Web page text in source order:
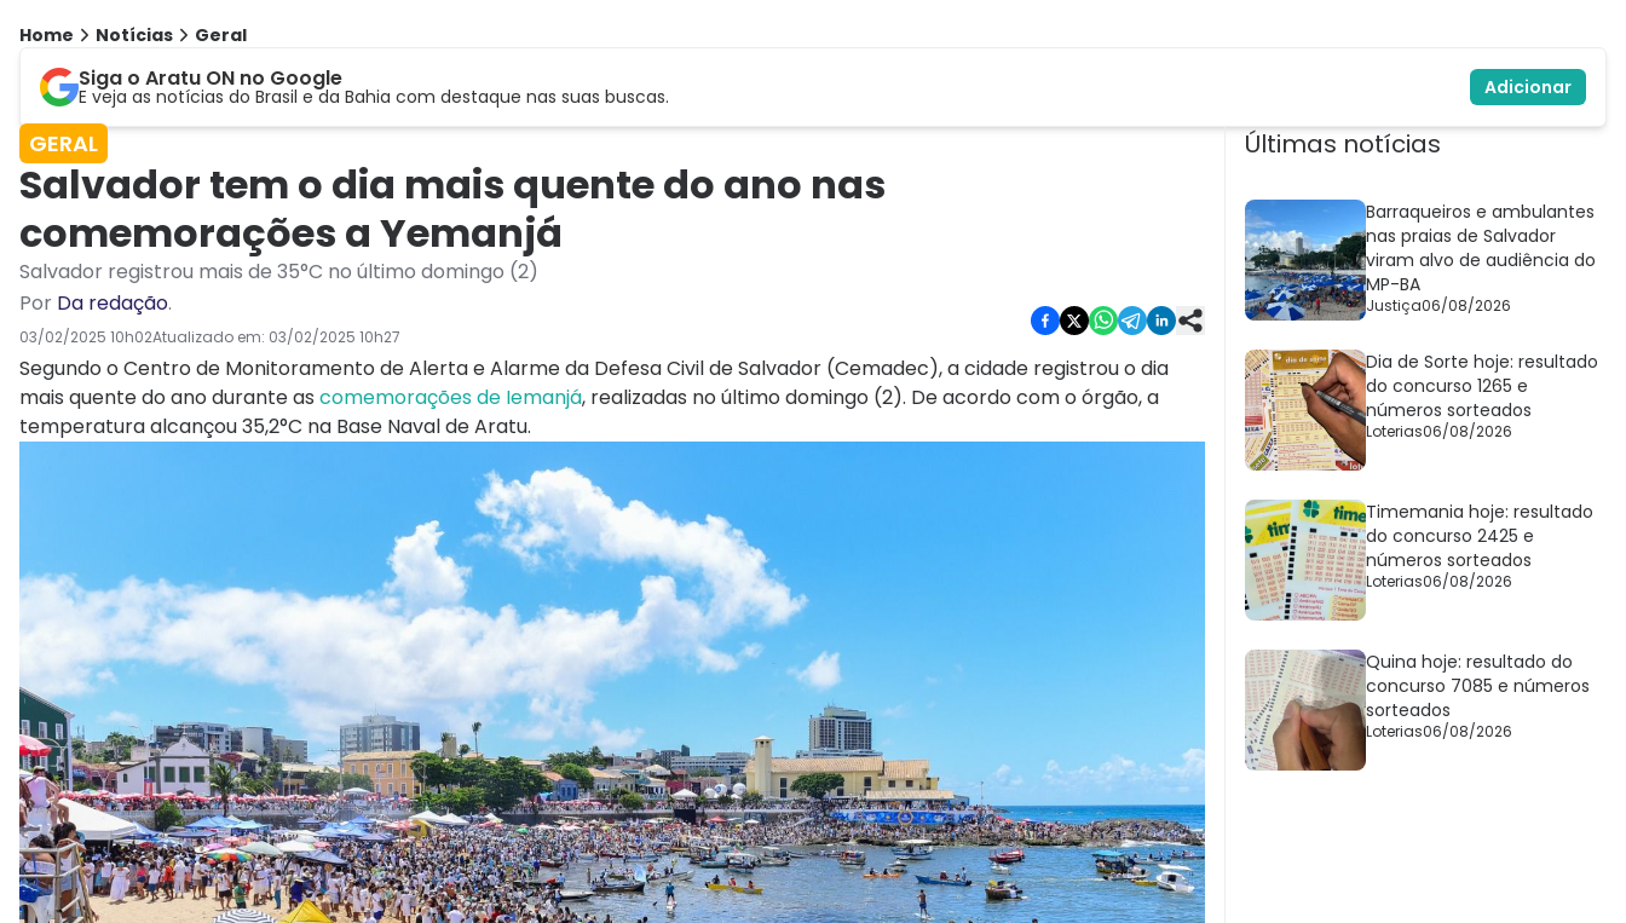
Home Notícias Geral
Siga o Aratu ON no Google
E veja as notícias do Brasil e da Bahia com destaque nas suas buscas. Adicionar
GERAL
Salvador tem o dia mais quente do ano nas
comemorações a Yemanjá
Salvador registrou mais de 35°C no último domingo (2)
Por Da redação.
03/02/2025 10h02Atualizado em: 03/02/2025 10h27
Segundo o Centro de Monitoramento de Alerta e Alarme da Defesa Civil de Salvador (Cemadec), a cidade registrou o dia
mais quente do ano durante as comemorações de Iemanjá, realizadas no último domingo (2). De acordo com o órgão, a
temperatura alcançou 35,2°C na Base Naval de Aratu.
Últimas notícias
Barraqueiros e ambulantes
nas praias de Salvador
viram alvo de audiência do
MP-BA
Justiça06/08/2026
Dia de Sorte hoje: resultado
do concurso 1265 e
números sorteados
Loterias06/08/2026
Timemania hoje: resultado
do concurso 2425 e
números sorteados
Loterias06/08/2026
Quina hoje: resultado do
concurso 7085 e números
sorteados
Loterias06/08/2026